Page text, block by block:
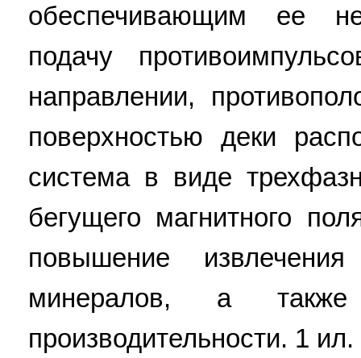
обеспечивающим ее
подачу
направлении,
поверхностью деки
система в виде
бегущего магнитного
повышение
минералов, а также
производительности. 1 ил.